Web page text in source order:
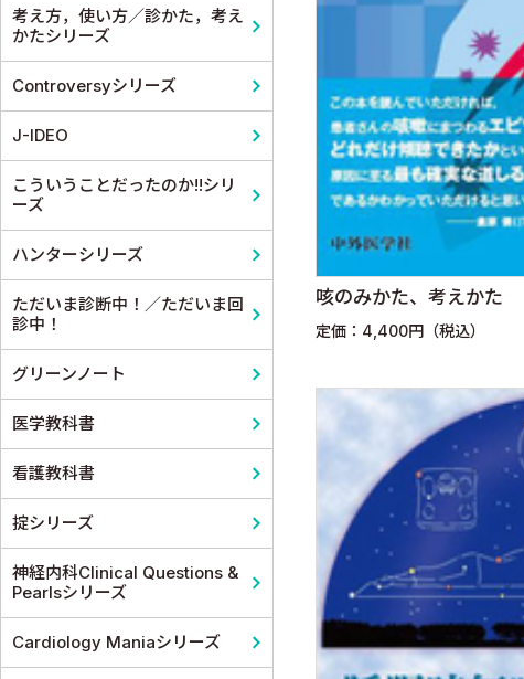
産婦人科
眼科
耳鼻咽頭科・頭頸部外科
泌尿器科
麻酔科学・ペインクリニック
考え方，使い方／診かた，考え
かたシリーズ
Controversyシリーズ
J-IDEO
こういうことだったのか!!シリ
ーズ
ハンターシリーズ
ただいま診断中！／ただいま回
診中！
グリーンノート
医学教科書
看護教科書
掟シリーズ
神経内科Clinical Questions &
Pearlsシリーズ
Cardiology Maniaシリーズ
咳のみかた、考えかた
定価：4,400円（税込）